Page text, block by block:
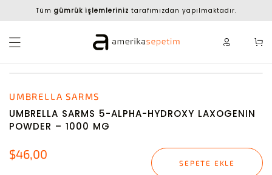
Tüm gümrük işlemleriniz tarafımızdan yapılmaktadır.
UMBRELLA SARMS
UMBRELLA SARMS 5-ALPHA-HYDROXY LAXOGENIN
POWDER – 1000 MG
$46,00
SEPETE EKLE